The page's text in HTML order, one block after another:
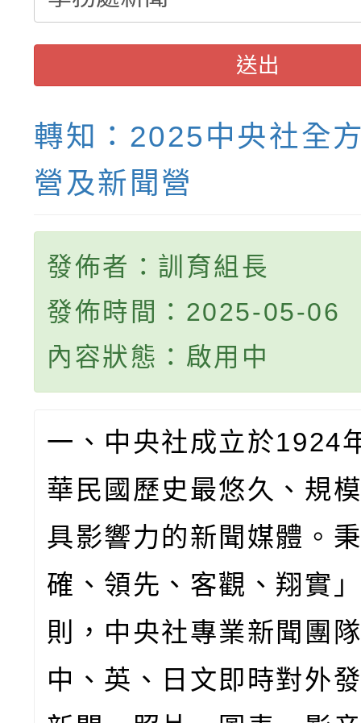
送出
轉知：2025中央社全
營及新聞營
發佈者：訓育組長
發佈時間：2025-05-06
內容狀態：啟用中
一、中央社成立於1924
華民國歷史最悠久、規
具影響力的新聞媒體。
確、領先、客觀、翔實
則，中央社專業新聞團
中、英、日文即時對外